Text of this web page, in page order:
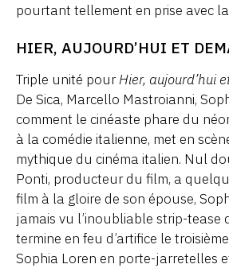
pourtant tellement en prise avec
HIER, AUJOURD’HUI ET
Triple unité pourHier, aujourd’hui
De Sica, Marcello Mastroianni,
comment le cinéaste phare du
à la comédie italienne, met en
mythique du cinéma italien. Nul
Ponti, producteur du film, a
film à la gloire de son épouse,
jamais vu l’inoubliable strip-tease
termine en feu d’artifice le
Sophia Loren en porte-jarretelles